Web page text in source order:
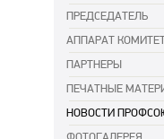
ПРЕДСЕДАТЕЛЬ
АППАРАТ
ПАРТНЕРЫ
ПЕЧАТНЫЕ
НОВОСТИ